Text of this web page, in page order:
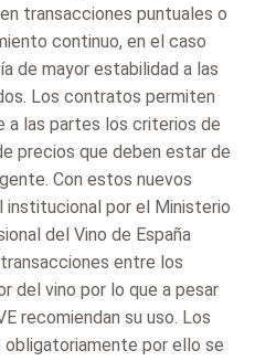
transacciones puntuales o
continuo, en el caso
de mayor estabilidad a las
Los contratos permiten
a las partes los criterios de
precios que deben estar de
Con estos nuevos
institucional por el Ministerio
del Vino de España
entre los
del vino por lo que a pesar
recomiendan su uso. Los
por ello se